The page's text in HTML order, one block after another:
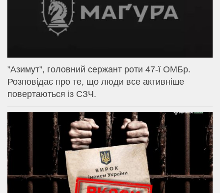
⁨”Азимут”, головний сержант роти 47-ї ОМБр.
Розповідає про те, що люди все активніше
повертаються із СЗЧ.